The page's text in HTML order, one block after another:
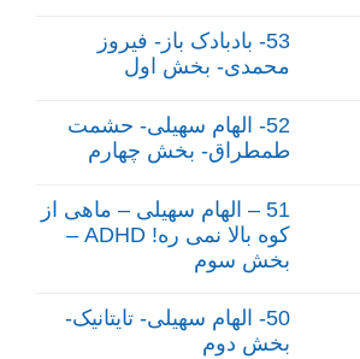
53- بادبادک باز- فیروز
محمدی- بخش اول
52- الهام سهیلی- حشمت
طمطراق- بخش چهارم
51 – الهام سهیلی – ماهی از
کوه بالا نمی ره! ADHD –
بخش سوم
50- الهام سهیلی- تایتانیک-
بخش دوم